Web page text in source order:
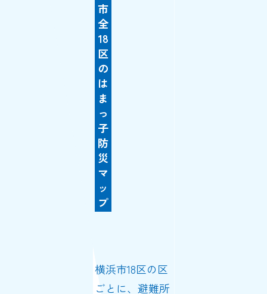
市
全
18
区
の
は
ま
っ
子
防
災
マ
ッ
プ
横浜市18区の区
ごとに、避難所